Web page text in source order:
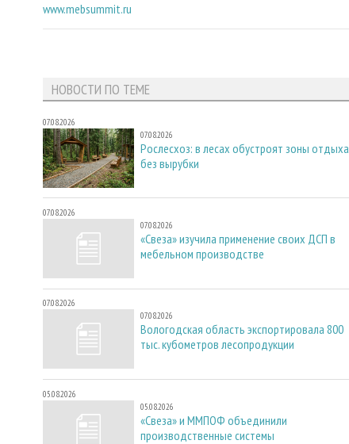
www.mebsummit.ru
НОВОСТИ ПО ТЕМЕ
07.08.2026
07.08.2026
Рослесхоз: в лесах обустроят зоны отдыха
без вырубки
07.08.2026
07.08.2026
«Свеза» изучила применение своих ДСП в
мебельном производстве
07.08.2026
07.08.2026
Вологодская область экспортировала 800
тыс. кубометров лесопродукции
05.08.2026
05.08.2026
«Свеза» и ММПОФ объединили
производственные системы